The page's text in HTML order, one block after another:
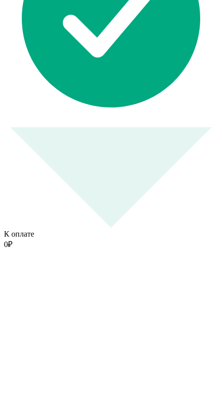
К оплате
0₽